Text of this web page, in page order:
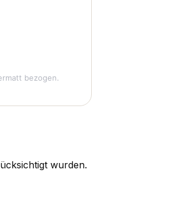
bezogen.
wurden.